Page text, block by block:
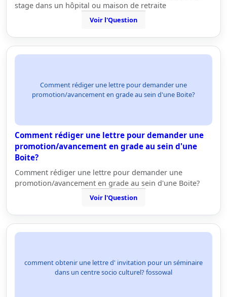
stage dans un hôpital ou maison de retraite
Voir l'Question
Comment rédiger une lettre pour demander une
promotion/avancement en grade au sein d'une Boite?
Comment rédiger une lettre pour demander une
promotion/avancement en grade au sein d'une
Boite?
Comment rédiger une lettre pour demander une
promotion/avancement en grade au sein d'une Boite?
Voir l'Question
comment obtenir une lettre d' invitation pour un séminaire
dans un centre socio culturel? fossowal